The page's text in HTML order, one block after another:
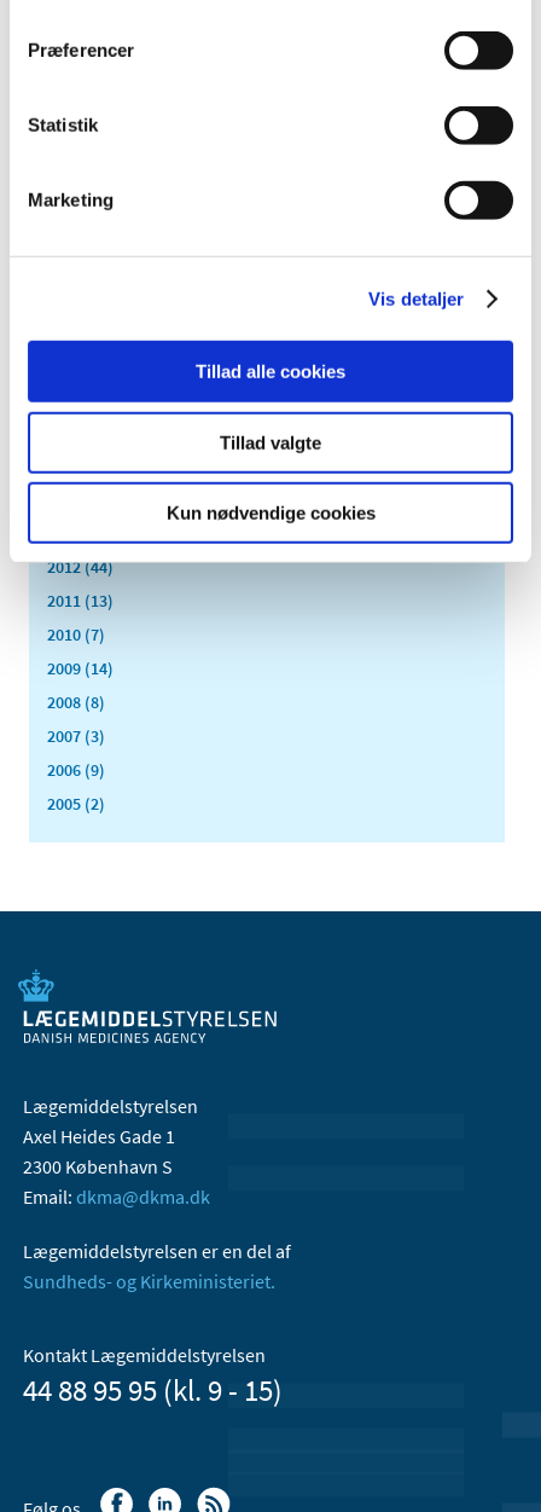
Præferencer
Statistik
Marketing
Vis detaljer
Tillad alle cookies
Tillad valgte
Kun nødvendige cookies
2016 (48)
november (2)
august (4)
april (7)
februar (3)
2015 (31)
2012 (44)
2011 (13)
2010 (7)
2009 (14)
2008 (8)
2007 (3)
2006 (9)
2005 (2)
Lægemiddelstyrelsen
Axel Heides Gade 1
2300 København S
Email: dkma@dkma.dk
Lægemiddelstyrelsen er en del af
Sundheds- og Kirkeministeriet.
Kontakt Lægemiddelstyrelsen
44 88 95 95 (kl. 9 - 15)